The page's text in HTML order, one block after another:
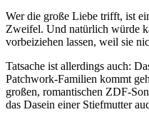
Wer die große Liebe trifft, ist
Zweifel. Und natürlich würde
vorbeiziehen lassen, weil sie
Tatsache ist allerdings auch:
Patchwork-Familien kommt
großen, romantischen ZDF-
das Dasein einer Stiefmutter